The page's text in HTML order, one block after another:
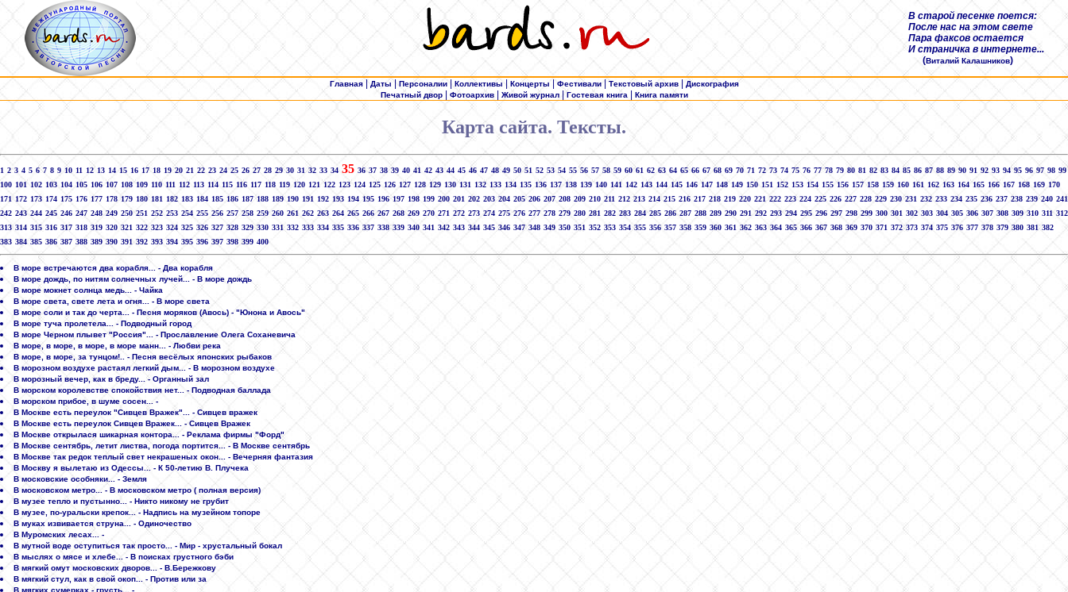
В старой песенке поется:
После нас на этом свете
Пара факсов остается
И страничка в интернете...
(Виталий Калашников)
Главная|Даты Персоналии| Коллективы Концерты Фестивали| Текстовый архив
Дискография
Печатный двор| Фотоархив Живой журнал |Гостевая книга| Книга памяти
Карта сайта. Тексты.
1 2 3 4 5 6 7 8 9 10 11 12 13 14 15 16 17 18 19 20 21 22 23 24 25 26 27 28 29 30 31 32 33 34 35 36 37 38 39 40 41 42 43 44 45 46 47 48 49 50 51 52 53 54 55 56 57 58 59 60 61 62 63 64 65 66 67 68 69 70 71 72 73 74 75 76 77 78 79 80 81 82 83 84 85 86 87 88 89 90 91 92 93 94 95 96 97 98 99
100 101 102 103 104 105 106 107 108 109 110 111 112 113 114 115 116 117 118 119 120 121 122 123 124 125 126 127 128 129 130 131 132 133 134 135 136 137 138 139 140 141 142 143 144 145 146 147 148 149 150 151 152 153 154 155 156 157 158 159 160 161 162 163 164 165 166 167 168 169 170
171 172 173 174 175 176 177 178 179 180 181 182 183 184 185 186 187 188 189 190 191 192 193 194 195 196 197 198 199 200 201 202 203 204 205 206 207 208 209 210 211 212 213 214 215 216 217 218 219 220 221 222 223 224 225 226 227 228 229 230 231 232 233 234 235 236 237 238 239 240 241
242 243 244 245 246 247 248 249 250 251 252 253 254 255 256 257 258 259 260 261 262 263 264 265 266 267 268 269 270 271 272 273 274 275 276 277 278 279 280 281 282 283 284 285 286 287 288 289 290 291 292 293 294 295 296 297 298 299 300 301 302 303 304 305 306 307 308 309 310 311 312
313 314 315 316 317 318 319 320 321 322 323 324 325 326 327 328 329 330 331 332 333 334 335 336 337 338 339 340 341 342 343 344 345 346 347 348 349 350 351 352 353 354 355 356 357 358 359 360 361 362 363 364 365 366 367 368 369 370 371 372 373 374 375 376 377 378 379 380 381 382
383 384 385 386 387 388 389 390 391 392 393 394 395 396 397 398 399 400
В море встречаются два корабля... - Два корабля
В море дождь, по нитям солнечных лучей... - В море дождь
В море мокнет солнца медь... - Чайка
В море света, свете лета и огня... - В море света
В море соли и так до черта... - Песня моряков (Авось) - "Юнона и Авось"
В море туча пролетела... - Подводный город
В море Черном плывет "Россия"... - Прославление Олега Соханевича
В море, в море, в море, в море манн... - Любви река
В море, в море, за тунцом!.. - Песня весёлых японских рыбаков
В морозном воздухе растаял легкий дым... - В морозном воздухе
В морозный вечер, как в бреду... - Органный зал
В морском королевстве спокойствия нет... - Подводная баллада
В морском прибое, в шуме сосен... -
В Москве есть переулок "Сивцев Вражек"... - Сивцев вражек
В Москве есть переулок Сивцев Вражек... - Сивцев Вражек
В Москве открылася шикарная контора... - Реклама фирмы "Форд"
В Москве сентябрь, летит листва, погода портится... - В Москве сентябрь
В Москве так редок теплый свет некрашеных окон... - Вечерняя фантазия
В Москву я вылетаю из Одессы... - К 50-летию В. Плучека
В московские особняки... - Земля
В московском метро... - В московском метро ( полная версия)
В музее тепло и пустынно... - Никто никому не грубит
В музее, по-уральски крепок... - Надпись на музейном топоре
В муках извивается струна... - Одиночество
В Муромских лесах... -
В мутной воде оступиться так просто... - Мир - хрустальный бокал
В мыслях о мясе и хлебе... - В поисках грустного бэби
В мягкий омут московских дворов... - В.Бережкову
В мягкий стул, как в свой окоп... - Против или за
В мягких сумерках - грусть... -